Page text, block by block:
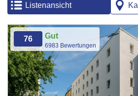
Listenansicht
76 Gut
6983 Bewertungen